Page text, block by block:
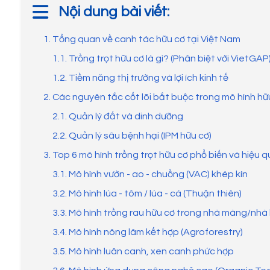
Nội dung bài viết:
1. Tổng quan về canh tác hữu cơ tại Việt Nam
1.1. Trồng trọt hữu cơ là gì? (Phân biệt với VietGAP)
1.2. Tiềm năng thị trường và lợi ích kinh tế
2. Các nguyên tắc cốt lõi bắt buộc trong mô hình
2.1. Quản lý đất và dinh dưỡng
2.2. Quản lý sâu bệnh hại (IPM hữu cơ)
3. Top 6 mô hình trồng trọt hữu cơ phổ biến và hiệu
3.1. Mô hình vườn - ao - chuồng (VAC) khép kín
3.2. Mô hình lúa - tôm / lúa - cá (Thuận thiên)
3.3. Mô hình trồng rau hữu cơ trong nhà màng/nhà
3.4. Mô hình nông lâm kết hợp (Agroforestry)
3.5. Mô hình luân canh, xen canh phức hợp